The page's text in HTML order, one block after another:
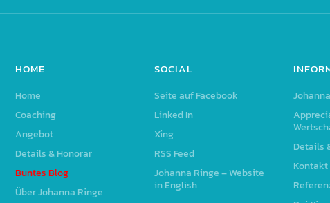
HOME
Home
Coaching
Angebot
Details & Honorar
Buntes Blog
Über Johanna Ringe
SOCIAL
Seite auf Facebook
Linked In
Xing
RSS Feed
Johanna Ringe – Website
in English
Details
Kontakt